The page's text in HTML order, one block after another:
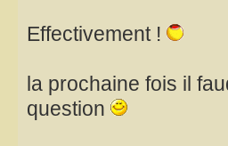
Effectivement !
la prochaine fois il
question